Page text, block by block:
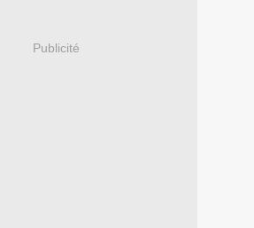
Publicité